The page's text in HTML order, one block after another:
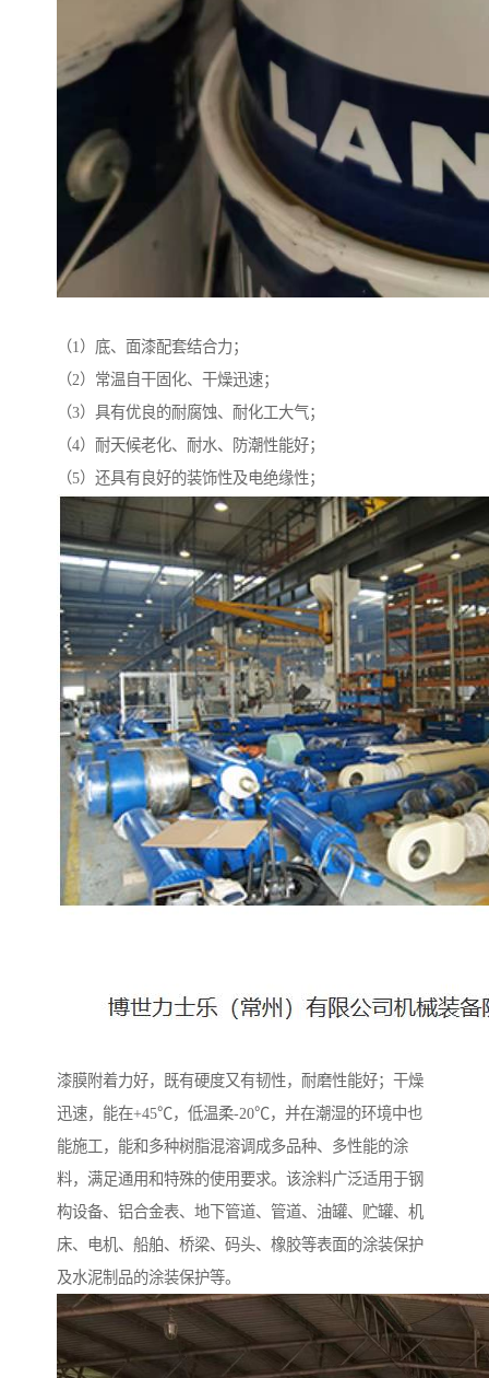
（1）底、面漆配套结合力；
（2）常温自干固化、干燥迅速；
（3）具有优良的耐腐蚀、耐化工大气；
（4）耐天候老化、耐水、防潮性能好；
（5）还具有良好的装饰性及电绝缘性；
漆膜附着力好，既有硬度又有韧性，耐磨性能好；干燥
迅速，能在+45℃，低温柔-20℃，并在潮湿的环境中也
能施工，能和多种树脂混溶调成多品种、多性能的涂
料，满足通用和特殊的使用要求。该涂料广泛适用于钢
构设备、铝合金表、地下管道、管道、油罐、贮罐、机
床、电机、船舶、桥梁、码头、橡胶等表面的涂装保护
及水泥制品的涂装保护等。